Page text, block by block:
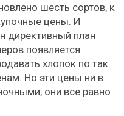
шесть сортов, к
цены. И
директивный план
появляется
хлопок по так
Но эти цены ни в
они все равно